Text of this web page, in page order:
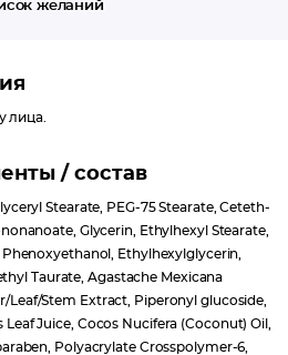
желаний
лица.
/ состав
Stearate, PEG-75 Stearate, Ceteth-
Glycerin, Ethylhexyl Stearate,
Ethylhexylglycerin,
Taurate, Agastache Mexicana
Leaf/Stem Extract, Piperonyl glucoside,
Juice, Cocos Nucifera (Coconut) Oil,
Polyacrylate Crosspolymer-6,